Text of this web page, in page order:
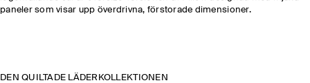
paneler som visar upp överdrivna, förstorade dimensioner.
DEN QUILTADE LÄDERKOLLEKTIONEN